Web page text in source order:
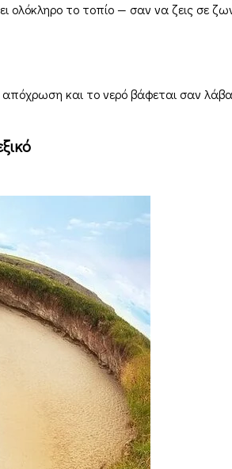
το τοπίο — σαν να ζεις σε
απόχρωση και το νερό βάφεται σαν